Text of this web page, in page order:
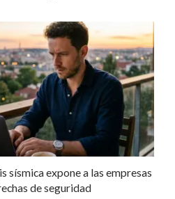
sísmica expone a las empresas
de seguridad